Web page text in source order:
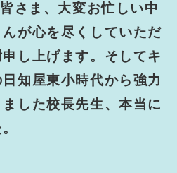
さま、大変お忙しい中
が心を尽くしていただ
し上げます。そしてキ
知屋東小時代から強力
した校長先生、本当に